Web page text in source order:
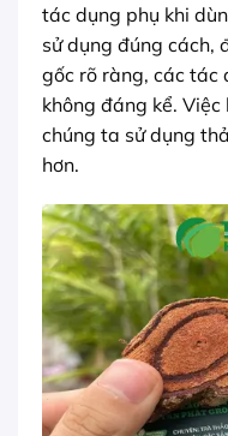
tác dụng phụ khi
sử dụng đúng cách,
gốc rõ ràng, các tác
không đáng kể.
chúng ta sử dụng
hơn.